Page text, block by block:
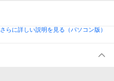
さらに詳しい説明を見る（パソコン版）